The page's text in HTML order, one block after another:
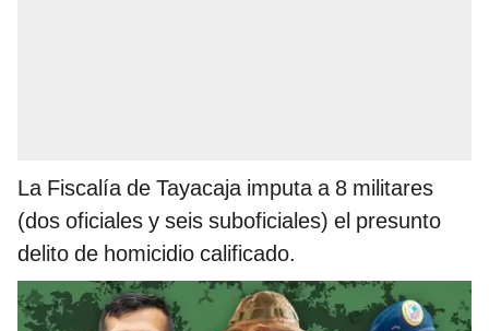
La Fiscalía de Tayacaja imputa a 8 militares
(dos oficiales y seis suboficiales) el presunto
delito de homicidio calificado.